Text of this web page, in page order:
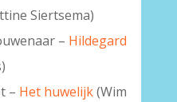
Siertsema)
– Hildegard
– Het huwelijk(Wim